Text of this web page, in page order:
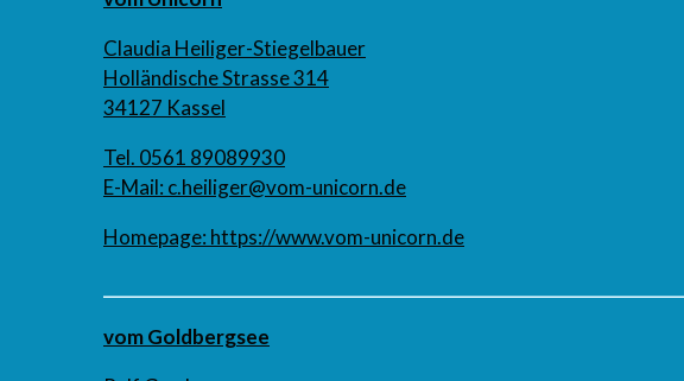
Claudia Heiliger-Stiegelbauer
Holländische Strasse 314
34127 Kassel
Tel. 0561 89089930
E-Mail: c.heiliger@vom-unicorn.de
Homepage: https://www.vom-unicorn.de
vom Goldbergsee